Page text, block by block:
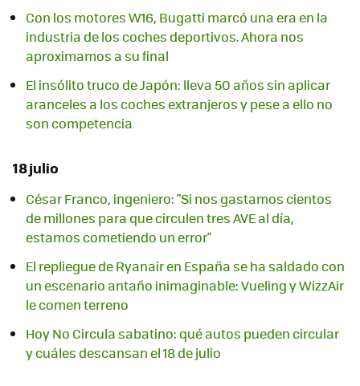
Con los motores W16, Bugatti marcó una era en la
industria de los coches deportivos. Ahora nos
aproximamos a su final
El insólito truco de Japón: lleva 50 años sin aplicar
aranceles a los coches extranjeros y pese a ello no
son competencia
18 julio
César Franco, ingeniero: "Si nos gastamos cientos
de millones para que circulen tres AVE al día,
estamos cometiendo un error"
El repliegue de Ryanair en España se ha saldado con
un escenario antaño inimaginable: Vueling y WizzAir
le comen terreno
Hoy No Circula sabatino: qué autos pueden circular
y cuáles descansan el 18 de julio